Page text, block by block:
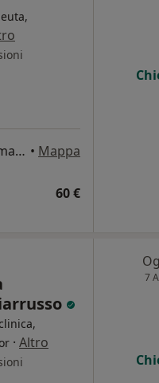
Via G. Guerra 27, San Giorgio a Cremano • Mappa
60 €
· Altro
7